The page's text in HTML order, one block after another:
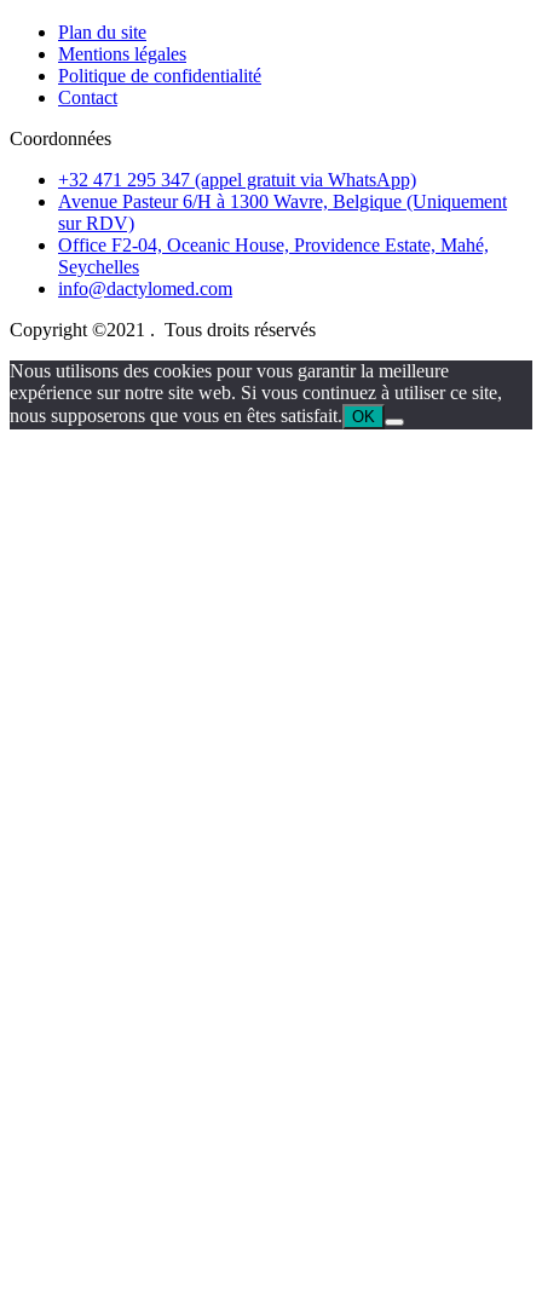
Plan du site
Mentions légales
Politique de confidentialité
Contact
Coordonnées
+32 471 295 347 (appel gratuit via WhatsApp)
Avenue Pasteur 6/H à 1300 Wavre, Belgique (Uniquement
sur RDV)
Office F2-04, Oceanic House, Providence Estate, Mahé,
Seychelles
info@dactylomed.com
Copyright ©2021 . Tous droits réservés
Nous utilisons des cookies pour vous garantir la meilleure
expérience sur notre site web. Si vous continuez à utiliser ce site,
nous supposerons que vous en êtes satisfait. OK